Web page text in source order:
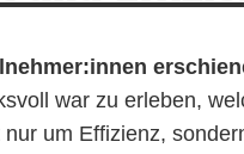
war zu erleben,
um Effizienz,